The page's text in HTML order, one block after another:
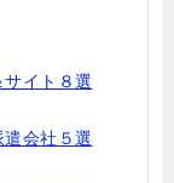
イト８選
会社５選